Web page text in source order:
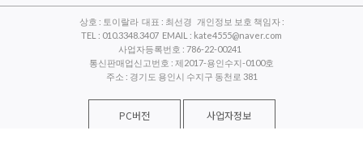
상호 : 토이랄라 대표 : 최선경 개인정보 보호 책임자 :
TEL : 010.3348.3407 EMAIL : kate4555@naver.com
사업자등록번호 : 786-22-00241
통신판매업신고번호 : 제2017-용인수지-0100호
주소 : 경기도 용인시 수지구 동천로 381
PC버전 사업자정보